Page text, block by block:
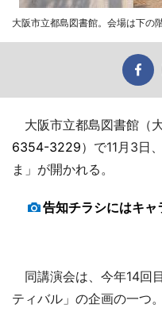
大阪市立都島図書館。会場は下の
大阪市立都島図書館（
6354-3229）で11月3日
ま」が開かれる。
告知チラシにはキャ
同講演会は、今年14回
ティバル」の企画の一つ